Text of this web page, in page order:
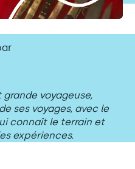
voyageuse,
ses voyages, avec le
connaît le terrain et
expériences.